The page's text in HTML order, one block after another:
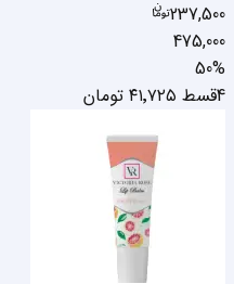
237,500
475,000
50%
4قسط
۴۱٬۷۲۵ تومان